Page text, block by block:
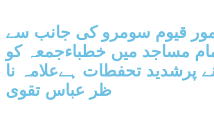
قیوم سومرو کی جانب سے
مساجد میں خطباءجمعہ کو
پرشدید تحفطات ہےعلامہ نا
ظر عباس تقوی